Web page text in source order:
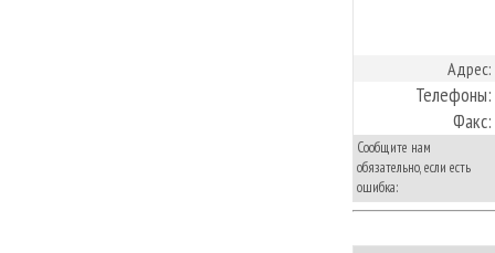
Адрес:
Телефоны:
Факс:
Сообщите нам
обязательно, если есть
ошибка: